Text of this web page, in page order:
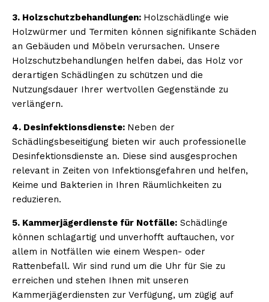
3. Holzschutzbehandlungen: Holzschädlinge wie
Holzwürmer und Termiten können signifikante Schäden
an Gebäuden und Möbeln verursachen. Unsere
Holzschutzbehandlungen helfen dabei, das Holz vor
derartigen Schädlingen zu schützen und die
Nutzungsdauer Ihrer wertvollen Gegenstände zu
verlängern.
4. Desinfektionsdienste: Neben der
Schädlingsbeseitigung bieten wir auch professionelle
Desinfektionsdienste an. Diese sind ausgesprochen
relevant in Zeiten von Infektionsgefahren und helfen,
Keime und Bakterien in Ihren Räumlichkeiten zu
reduzieren.
5. Kammerjägerdienste für Notfälle: Schädlinge
können schlagartig und unverhofft auftauchen, vor
allem in Notfällen wie einem Wespen- oder
Rattenbefall. Wir sind rund um die Uhr für Sie zu
erreichen und stehen Ihnen mit unseren
Kammerjägerdiensten zur Verfügung, um zügig auf